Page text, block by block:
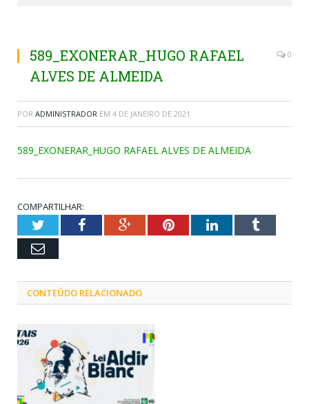
589_EXONERAR_HUGO RAFAEL
ALVES DE ALMEIDA
0
POR ADMINISTRADOR EM 4 DE JANEIRO DE 2021
589_EXONERAR_HUGO RAFAEL ALVES DE ALMEIDA
COMPARTILHAR:
TwitterFacebookGoogle+PinterestLinkedInTumblr
Email
CONTEÚDO RELACIONADO